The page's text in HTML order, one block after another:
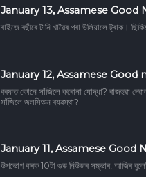
January 13, Assamese Good
ৰাইজে ৰছীৰে টানি খাৱৈৰ পৰা উলিয়ালে ট্ৰাক।
January 12, Assamese Good
বৰফত কোনে সাঁজিলে কৰোনা যোদ্ধা? ৰাজহুৱা
সাঁজিলে জলসিঞ্চন ব্যৱস্থা?
January 11, Assamese Good
উপভোগ কৰক 10টা গুড নিউজৰ সম্ভাৰ, আজিৰ